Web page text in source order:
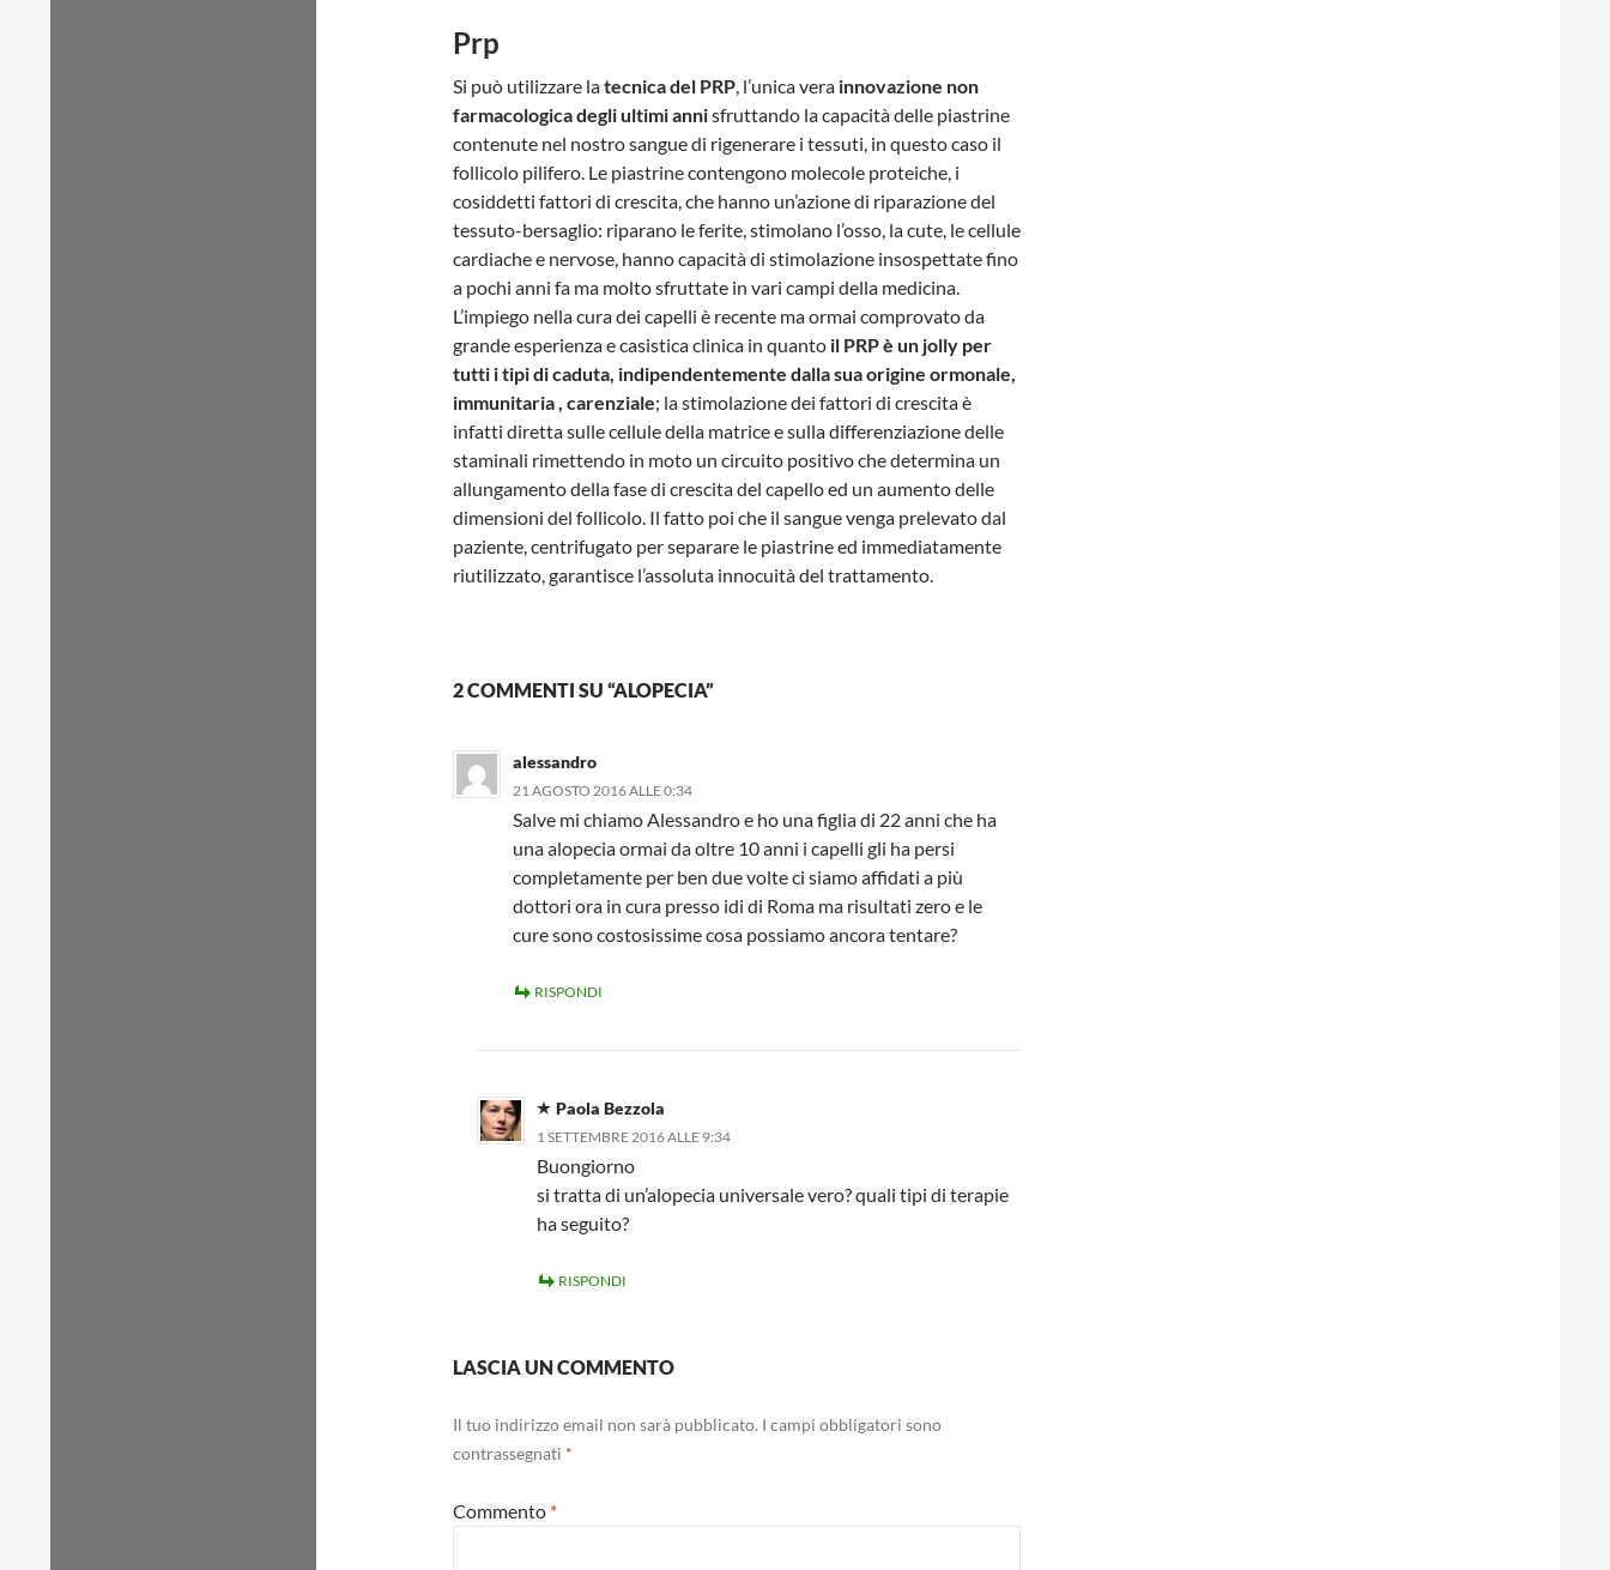
Prp
Si può utilizzare latecnica del PRP, l’unica vera innovazione non
farmacologica degli ultimi annisfruttando la capacità delle piastrine
contenute nel nostro sangue di rigenerare i tessuti, in questo caso il
follicolo pilifero. Le piastrine contengono molecole proteiche, i
cosiddetti fattori di crescita, che hanno un’azione di riparazione del
tessuto-bersaglio: riparano le ferite, stimolano l’osso, la cute, le cellule
cardiache e nervose, hanno capacità di stimolazione insospettate fino
a pochi anni fa ma molto sfruttate in vari campi della medicina.
L’impiego nella cura dei capelli è recente ma ormai comprovato da
grande esperienza e casistica clinica in quanto il PRP è un jolly per
tutti i tipi di caduta, indipendentemente dalla sua origine ormonale,
immunitaria , carenziale; la stimolazione dei fattori di crescita è
infatti diretta sulle cellule della matrice e sulla differenziazione delle
staminali rimettendo in moto un circuito positivo che determina un
allungamento della fase di crescita del capello ed un aumento delle
dimensioni del follicolo. Il fatto poi che il sangue venga prelevato dal
paziente, centrifugato per separare le piastrine ed immediatamente
riutilizzato, garantisce l’assoluta innocuità del trattamento.
2 COMMENTI SU “ALOPECIA”
alessandro
21 AGOSTO 2016 ALLE 0:34
Salve mi chiamo Alessandro e ho una figlia di 22 anni che ha
una alopecia ormai da oltre 10 anni i capelli gli ha persi
completamente per ben due volte ci siamo affidati a più
dottori ora in cura presso idi di Roma ma risultati zero e le
cure sono costosissime cosa possiamo ancora tentare?
RISPONDI
Paola Bezzola
1 SETTEMBRE 2016 ALLE 9:34
Buongiorno
si tratta di un’alopecia universale vero? quali tipi di terapie
ha seguito?
RISPONDI
LASCIA UN COMMENTO
Il tuo indirizzo email non sarà pubblicato. I campi obbligatori sono
contrassegnati *
Commento *